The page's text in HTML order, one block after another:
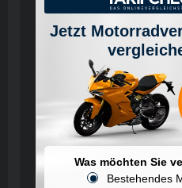
Jetzt
Was möchten Sie
Bestehendes